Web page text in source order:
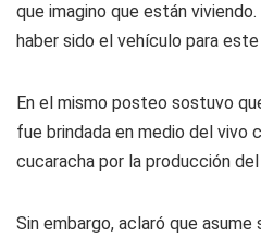
que imagino que están
haber sido el vehículo para
En el mismo posteo sostuvo
fue brindada en medio del vivo
cucaracha por la producción
Sin embargo, aclaró que